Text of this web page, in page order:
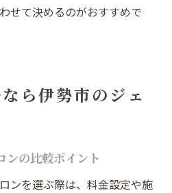
せて決めるのがおすすめで
ら伊勢市のジェ
ンの比較ポイント
ンを選ぶ際は、料金設定や施